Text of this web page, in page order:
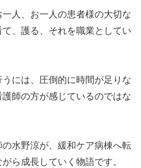
人、お一人の患者様の大切な
、護る、それを職業としてい
には、圧倒的に時間が足りな
師の方が感じているのではな
水野涼が、緩和ケア病棟へ転
ら成長していく物語です。